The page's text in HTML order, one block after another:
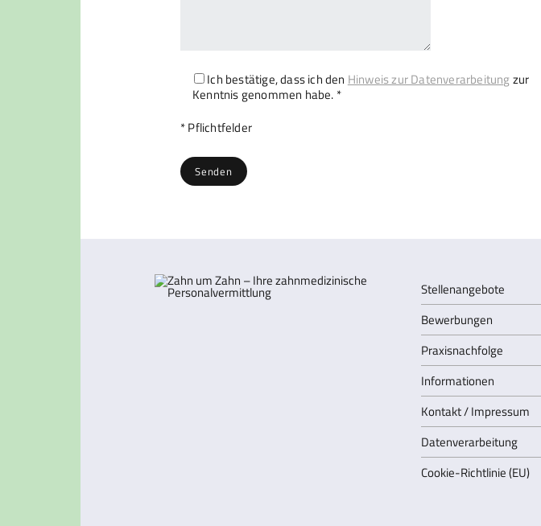
Ich bestätige, dass ich den Hinweis zur Datenverarbeitung zur
Kenntnis genommen habe. *
Bitte lasse dieses Feld leer.
* Pflichtfelder
Stellenangebote
Bewerbungen
Praxisnachfolge
Informationen
Kontakt / Impressum
Datenverarbeitung
Cookie-Richtlinie (EU)